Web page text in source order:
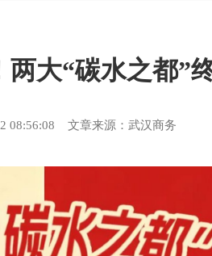
大“碳水之都”
08:56:08 文章来源：武汉商务